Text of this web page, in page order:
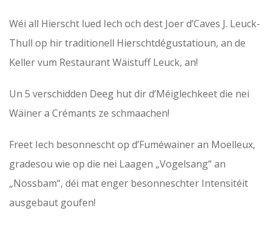
Wéi all Hierscht lued Iech och dest Joer d’Caves J. Leuck-
Thull op hir traditionell Hierschtdégustatioun, an de
Keller vum Restaurant Wäistuff Leuck, an!
Un 5 verschidden Deeg hut dir d’Méiglechkeet die nei
Wäiner a Crémants ze schmaachen!
Freet Iech besonnescht op d’Fuméwainer an Moelleux,
gradesou wie op die nei Laagen „Vogelsang“ an
„Nossbam“, déi mat enger besonneschter Intensitéit
ausgebaut goufen!